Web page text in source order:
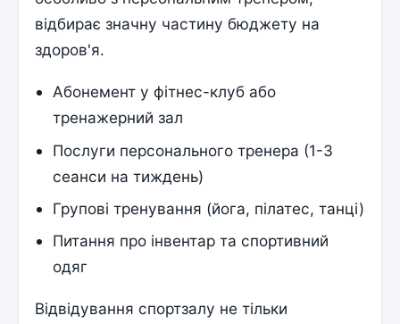
відбирає значну частину бюджету на
здоров'я.
Абонемент у фітнес-клуб або
тренажерний зал
Послуги персонального тренера (1-3
сеанси на тиждень)
Групові тренування (йога, пілатес, танці)
Питання про інвентар та спортивний
одяг
Відвідування спортзалу не тільки